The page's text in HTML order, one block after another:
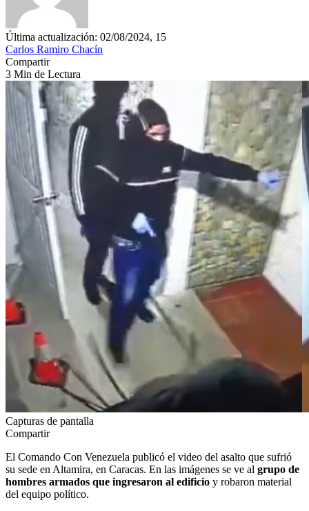
Última actualización: 02/08/2024, 15
Carlos Ramiro Chacín
Compartir
3 Min de Lectura
Capturas de pantalla
Compartir
El Comando Con Venezuela publicó el video del asalto que sufrió
su sede en Altamira, en Caracas. En las imágenes se ve al grupo de
hombres armados que ingresaron al edificio y robaron material
del equipo político.